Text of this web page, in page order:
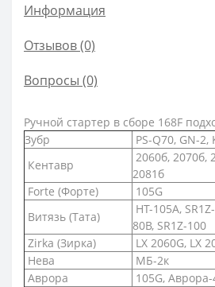
Информация
Отзывов (0)
Вопросы (0)
Ручной стартер в сборе 168F
Зубр
PS-Q70, GN-2,
Кентавр
2060б, 2070б,
2081б
Forte (Форте)
105G
Витязь (Тата)
HT-105A,
80B, SR1Z-100
Zirka (Зирка)
LX 2060G, LX
Нева
МБ-2к
Аврора
105G, Аврора-